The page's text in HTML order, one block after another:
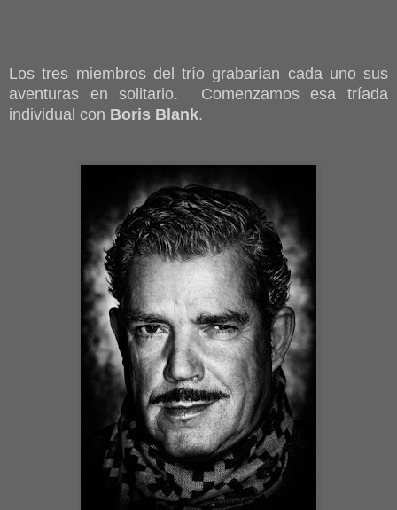
Los tres miembros del trío grabarían cada uno sus
aventuras en solitario. Comenzamos esa tríada
individual con Boris Blank.